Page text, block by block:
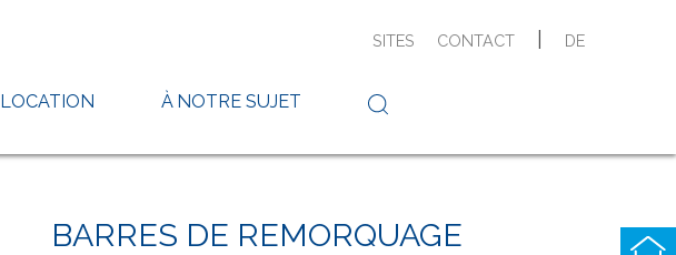
SITES CONTACT DE
LOCATION
À NOTRE SUJET
BARRES DE REMORQUAGE